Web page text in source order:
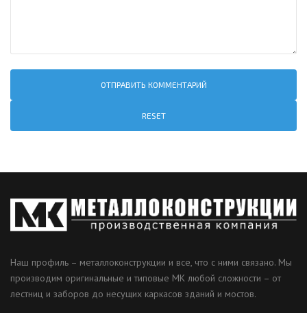
RESET
Наш профиль – металлоконструкции и все, что с ними связано. Мы
производим оригинальные и типовые МК любой сложности – от
лестниц и заборов до несущих каркасов зданий и мостов.